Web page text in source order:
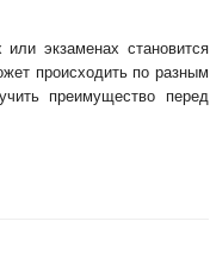
экзаменах становится
происходить по разным
преимущество перед